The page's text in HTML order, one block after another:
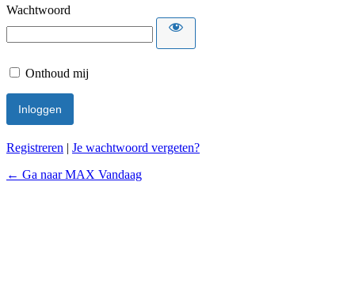
Wachtwoord
Onthoud mij
Registreren | Je wachtwoord vergeten?
← Ga naar MAX Vandaag